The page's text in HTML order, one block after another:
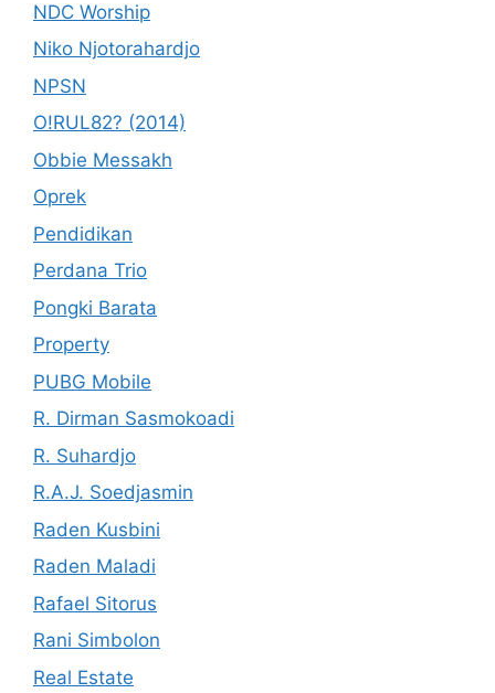
NDC Worship
Niko Njotorahardjo
NPSN
O!RUL82? (2014)
Obbie Messakh
Oprek
Pendidikan
Perdana Trio
Pongki Barata
Property
PUBG Mobile
R. Dirman Sasmokoadi
R. Suhardjo
R.A.J. Soedjasmin
Raden Kusbini
Raden Maladi
Rafael Sitorus
Rani Simbolon
Real Estate